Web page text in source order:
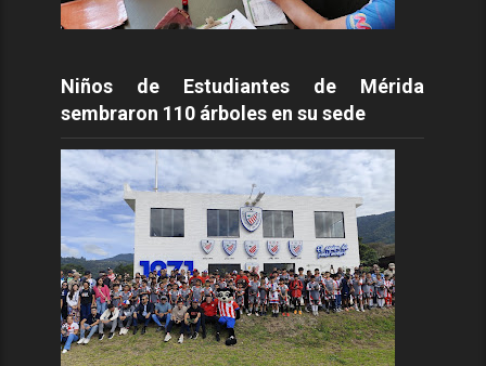
Niños de Estudiantes de Mérida
sembraron 110 árboles en su sede